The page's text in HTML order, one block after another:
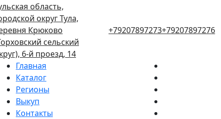
область,
округ Тула,
Крюково
сельский
6-й проезд, 14
+79207897273+79207897276
Главная
Каталог
Регионы
Выкуп
Контакты